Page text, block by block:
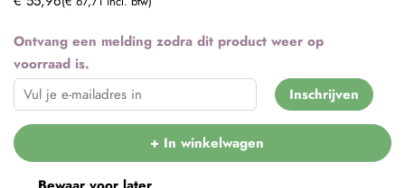
Ontvang een melding zodra dit product weer op
voorraad is.
Inschrijven
+ In winkelwagen